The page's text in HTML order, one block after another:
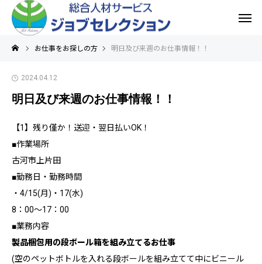
お仕事をお探しの方 明日及び来週のお仕事情報！！
2024.04.12
明日及び来週のお仕事情報！！
【1】残り僅か！送迎・翌日払いOK！
■作業場所
古河市上片田
■勤務日・勤務時間
・4/15(月)・17(水)
8：00～17：00
■業務内容
製品梱包用の段ボール箱を組み立てるお仕事
(空のペットボトルを入れる段ボールを組み立てて中にビニール